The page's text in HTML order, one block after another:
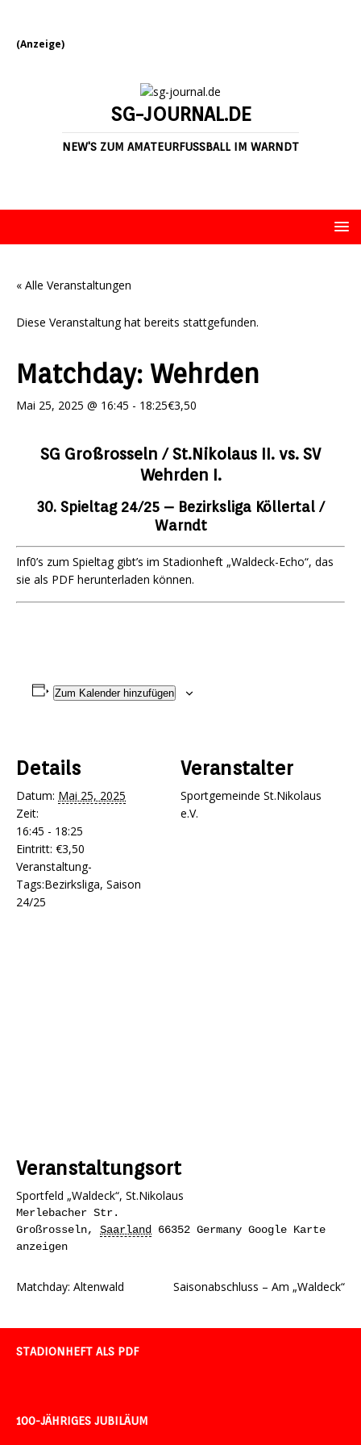
(Anzeige)
SG-JOURNAL.DE
NEW'S ZUM AMATEURFUSSBALL IM WARNDT
« Alle Veranstaltungen
Diese Veranstaltung hat bereits stattgefunden.
Matchday: Wehrden
Mai 25, 2025 @ 16:45 - 18:25€3,50
SG Großrosseln / St.Nikolaus II. vs. SV
Wehrden I.
30. Spieltag 24/25 – Bezirksliga Köllertal /
Warndt
Inf0’s zum Spieltag gibt’s im Stadionheft „Waldeck-Echo“, das
sie als PDF herunterladen können.
Zum Kalender hinzufügen
Details
Datum: Mai 25, 2025
Zeit:
16:45 - 18:25
Eintritt: €3,50
Veranstaltung-
Tags:Bezirksliga, Saison
24/25
Veranstalter
Sportgemeinde St.Nikolaus
e.V.
Veranstaltungsort
Sportfeld „Waldeck“, St.Nikolaus
Merlebacher Str.
Großrosseln, Saarland 66352 Germany Google Karte
anzeigen
Matchday: Altenwald Saisonabschluss – Am „Waldeck“
STADIONHEFT ALS PDF
100-JÄHRIGES JUBILÄUM